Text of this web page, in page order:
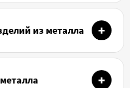
из металла